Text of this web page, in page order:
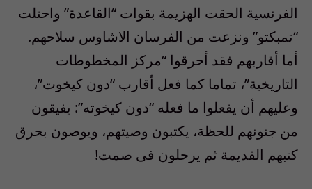
الفرنسية الحقت الهزيمة بقوات “القاعدة” واحتلت
“تمبكتو” ونزعت من الفرسان الاشاوس سلاحهم.
أما أقاربهم فقد أحرقوا “مركز المخطوطات
التاريخية”، تماما كما فعل أقارب “دون كيخوت”،
وعليهم أن يفعلوا ما فعله “دون كيخوته”: يفيقون
من جنونهم للحظة، يكتبون وصيتهم، ويوصون بحرق
كتبهم القديمة ثم يرحلون فى صمت!